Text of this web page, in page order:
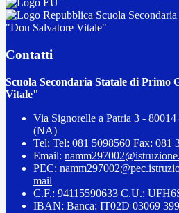
Scuola
"Don Salvatore Vitale"
Contatti
Scuola Secondaria Statale di Primo
Vitale"
Via Signorelle a Patria 3 -
(NA)
Tel: Tel: 081 5098560 Fax: 081
Email:
PEC:
mail
C.F.: 94115590633 C.U.:
IBAN: Banca: IT02D 03069